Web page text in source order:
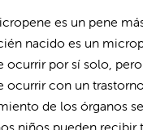
es un pene
nacido es un
ocurrir por sí solo,
ocurrir con un
de los órganos